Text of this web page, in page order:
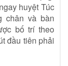
huyệt Túc
chân và bàn
bố trí theo
đầu tiên phải